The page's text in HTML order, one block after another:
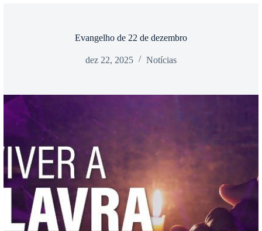
Evangelho de 22 de dezembro
dez 22, 2025 Notícias